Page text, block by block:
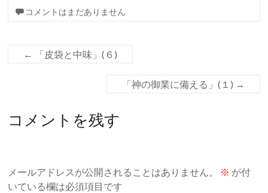
コメントはまだありません
← 「皮袋と中味」(６)
「神の御業に備える」(１) →
コメントを残す
メールアドレスが公開されることはありません。 ※ が付
いている欄は必須項目です